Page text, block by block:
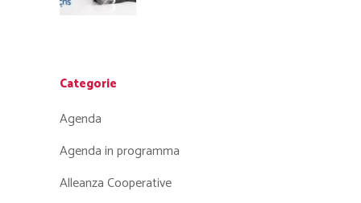
Categorie
Agenda
Agenda in programma
Alleanza Cooperative